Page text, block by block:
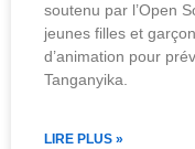
soutenu par l’Open
jeunes filles et
d’animation pour
Tanganyika.
LIRE PLUS »